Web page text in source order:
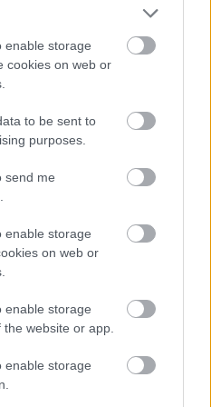
enable storage
cookies on web or
to be sent to
purposes.
send me
enable storage
on web or
enable storage
website or app.
enable storage
διατηρεί σταθερά
είναι τίμια και
–από cheesecake
τάρτα ημέρας–
εμπειρία. Για ένα
ο λογαριασμός